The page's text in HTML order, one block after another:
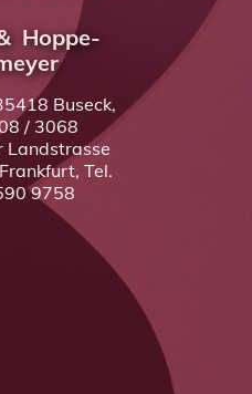
Hoppe-
Buseck,
/ 3068
Landstrasse
Tel.
9758